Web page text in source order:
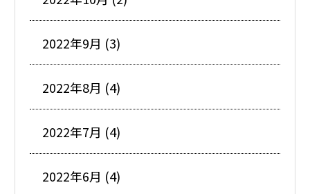
2022年9月 (3)
2022年8月 (4)
2022年7月 (4)
2022年6月 (4)